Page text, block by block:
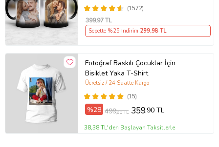
Ablaya Abiye Kız Erkek Kardeşe
Arkadaşa Resimli Günü Yıl Dönümü
Hediyesi
(1572)
399,97 TL
Sepette %25 İndirim 299,98 TL
Fotoğraf Baskılı Çocuklar İçin
Bisiklet Yaka T-Shirt
(15)
Ücretsiz / 24 Saatte Kargo
%28 499,90 TL 359,90 TL
38,38 TL'den Başlayan Taksitlerle